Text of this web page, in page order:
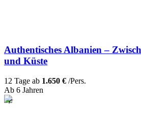
Authentisches Albanien –
und Küste
12 Tage ab 1.650 € /Pers.
Ab 6 Jahren